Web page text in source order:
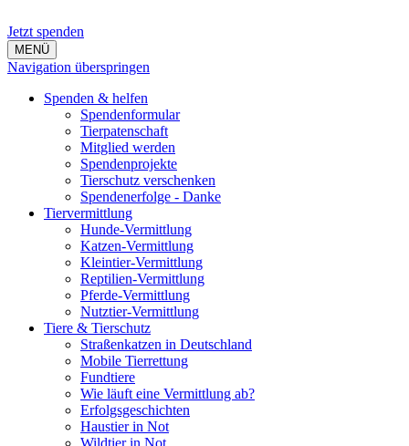
Jetzt spenden
MENÜ
Navigation überspringen
Spenden & helfen
Spendenformular
Tierpatenschaft
Mitglied werden
Spendenprojekte
Tierschutz verschenken
Spendenerfolge - Danke
Tiervermittlung
Hunde-Vermittlung
Katzen-Vermittlung
Kleintier-Vermittlung
Reptilien-Vermittlung
Pferde-Vermittlung
Nutztier-Vermittlung
Tiere & Tierschutz
Straßenkatzen in Deutschland
Mobile Tierrettung
Fundtiere
Wie läuft eine Vermittlung ab?
Erfolgsgeschichten
Haustier in Not
Wildtier in Not